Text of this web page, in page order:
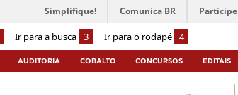
Ir para a busca 3 Ir para o rodapé 4
Simplifique! Comunica BR Participe
AUDITORIA COBALTO CONCURSOS EDITAIS